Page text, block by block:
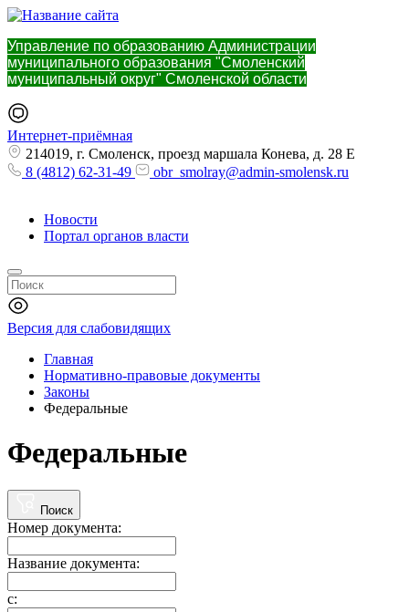
Управление по образованию Администрации
муниципального образования "Смоленский
муниципальный округ" Смоленской области
Интернет-приёмная
214019, г. Смоленск, проезд маршала Конева, д. 28 Е
8 (4812) 62-31-49
obr_smolray@admin-smolensk.ru
Новости
Портал органов власти
Версия для слабовидящих
Главная
Нормативно-правовые документы
Законы
Федеральные
Федеральные
Поиск
Номер документа:
Название документа:
с: